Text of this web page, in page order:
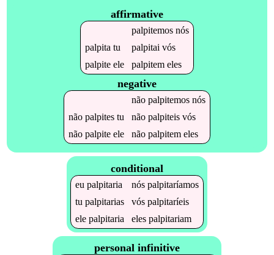
affirmative
palpitemosnós
palpita tu palpitai vós
palpiteele palpitemeles
negative
não palpitemosnós
não palpitestu não palpiteisvós
não palpiteele não palpitemeles
conditional
eu palpitaria nós palpitaríamos
tu palpitarias vós palpitaríeis
ele palpitaria eles palpitariam
personal infinitive